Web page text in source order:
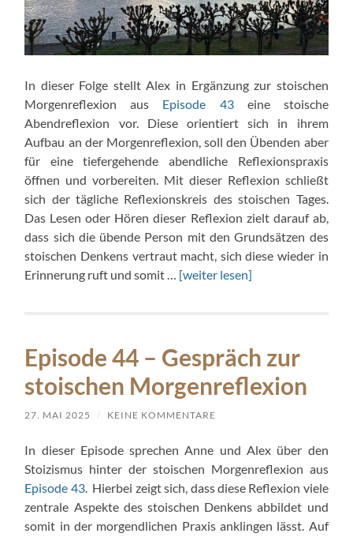
In dieser Folge stellt Alex in Ergänzung zur stoischen
Morgenreflexion aus Episode 43eine stoische
Abendreflexion vor. Diese orientiert sich in ihrem
Aufbau an der Morgenreflexion, soll den Übenden aber
für eine tiefergehende abendliche Reflexionspraxis
öffnen und vorbereiten. Mit dieser Reflexion schließt
sich der tägliche Reflexionskreis des stoischen Tages.
Das Lesen oder Hören dieser Reflexion zielt darauf ab,
dass sich die übende Person mit den Grundsätzen des
stoischen Denkens vertraut macht, sich diese wieder in
Erinnerung ruft und somit … [weiter lesen]
Episode 44 – Gespräch zur
stoischen Morgenreflexion
27. MAI 2025 / KEINE KOMMENTARE
In dieser Episode sprechen Anne und Alex über den
Stoizismus hinter der stoischen Morgenreflexion aus
Episode 43. Hierbei zeigt sich, dass diese Reflexion viele
zentrale Aspekte des stoischen Denkens abbildet und
somit in der morgendlichen Praxis anklingen lässt. Auf